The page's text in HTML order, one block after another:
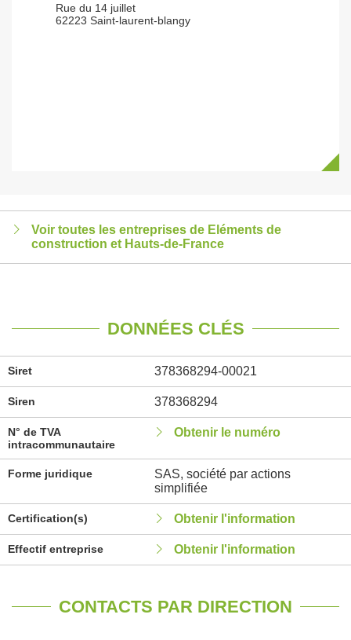
Rue du 14 juillet
62223 Saint-laurent-blangy
Voir toutes les entreprises de Eléments de
construction et Hauts-de-France
DONNÉES CLÉS
Siret 378368294-00021
Siren 378368294
N° de TVA
intracommunautaire
Obtenir le numéro
Forme juridique
SAS, société par actions
simplifiée
Certification(s) Obtenir l'information
Effectif entreprise Obtenir l'information
CONTACTS PAR DIRECTION